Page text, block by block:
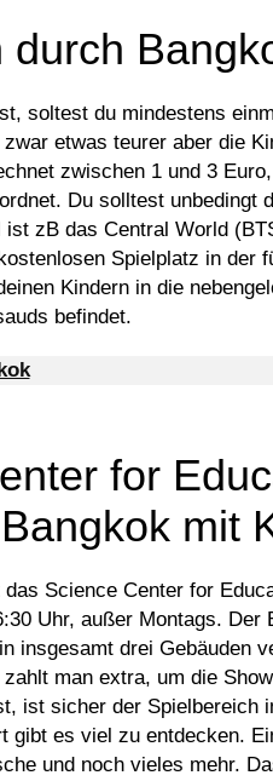
soltest du mindestens
etwas teurer aber die
zwischen 1 und 3
Du solltest unbedingt
zB das Central World
Spielplatz in der
Kindern in die
befindet.
for
mit
Science Center for
Uhr, außer Montags. Der
insgesamt drei Gebäuden
man extra, um die
ist sicher der Spielbereich
gibt es viel zu entdecken.
und noch vieles mehr.